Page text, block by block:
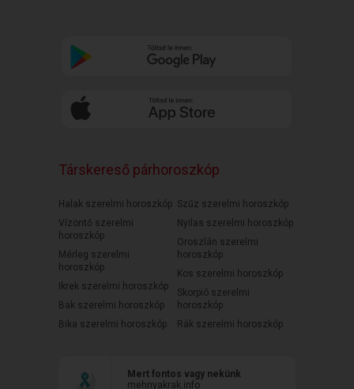
Társkereső párhoroszkóp
Halak szerelmi horoszkóp
Vízöntő szerelmi
horoszkóp
Mérleg szerelmi
horoszkóp
Ikrek szerelmi horoszkóp
Bak szerelmi horoszkóp
Bika szerelmi horoszkóp
Szűz szerelmi horoszkóp
Nyilas szerelmi horoszkóp
Oroszlán szerelmi
horoszkóp
Kos szerelmi horoszkóp
Skorpió szerelmi
horoszkóp
Rák szerelmi horoszkóp
Mert fontos vagy nekünk
mehnyakrak.info